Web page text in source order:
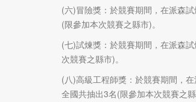
(六)冒險獎：於競賽期間，在派森
(限參加本次競賽之縣市)。
(七)試煉獎：於競賽期間，在派森
次競賽之縣市)。
(八)高級工程師獎：於競賽期間，
全國共抽出3名(限參加本次競賽之